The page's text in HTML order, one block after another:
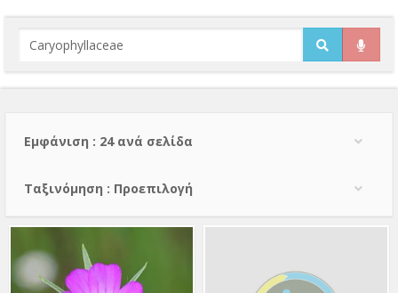
Εμφάνιση : 24 ανά σελίδα
Тαξινόμηση : Προεπιλογή